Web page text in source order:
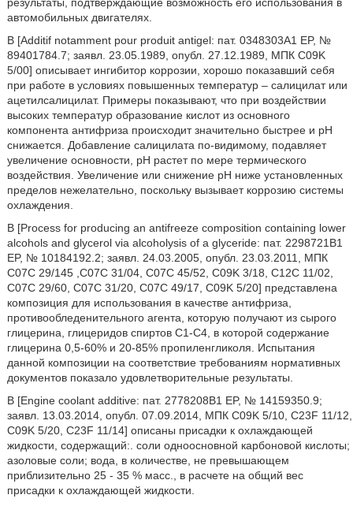
автомобильных двигателях.
В [Additif notamment pour produit antigel: пат. 0348303A1 EP, №
89401784.7; заявл. 23.05.1989, опубл. 27.12.1989, МПК C09K
5/00] описывает ингибитор коррозии, хорошо показавший себя
при работе в условиях повышенных температур – салицилат или
ацетилсалицилат. Примеры показывают, что при воздействии
высоких температур образование кислот из основного
компонента антифриза происходит значительно быстрее и рН
снижается. Добавление салицилата по-видимому, подавляет
увеличение основности, рН растет по мере термического
воздействия. Увеличение или снижение рН ниже установленных
пределов нежелательно, поскольку вызывает коррозию системы
охлаждения.
В [Process for producing an antifreeze composition containing lower
alcohols and glycerol via alcoholysis of a glyceride: пат. 2298721B1
EP, № 10184192.2; заявл. 24.03.2005, опубл. 23.03.2011, МПК
C07C 29/145 ,C07C 31/04, C07C 45/52, C09K 3/18, C12C 11/02,
C07C 29/60, C07C 31/20, C07C 49/17, C09K 5/20] представлена
композиция для использования в качестве антифриза,
противообледенительного агента, которую получают из сырого
глицерина, глицеридов спиртов C1-C4, в которой содержание
глицерина 0,5-60% и 20-85% пропиленгликоля. Испытания
данной композиции на соответствие требованиям нормативных
документов показало удовлетворительные результаты.
В [Engine coolant additive: пат. 2778208B1 EP, № 14159350.9;
заявл. 13.03.2014, опубл. 07.09.2014, МПК C09K 5/10, C23F 11/12,
C09K 5/20, C23F 11/14] описаны присадки к охлаждающей
жидкости, содержащий:. соли одноосновной карбоновой кислоты;
азоловые соли; вода, в количестве, не превышающем
приблизительно 25 - 35 % масс., в расчете на общий вес
присадки к охлаждающей жидкости.